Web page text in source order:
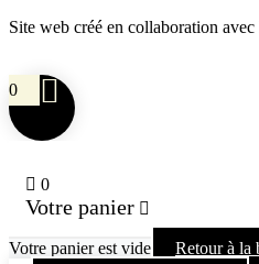
Site web créé en collaboration
0
0
Votre panier
Votre panier est vide Retour à la